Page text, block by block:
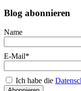
Blog abonnieren
Name
E-Mail*
Ich habe die